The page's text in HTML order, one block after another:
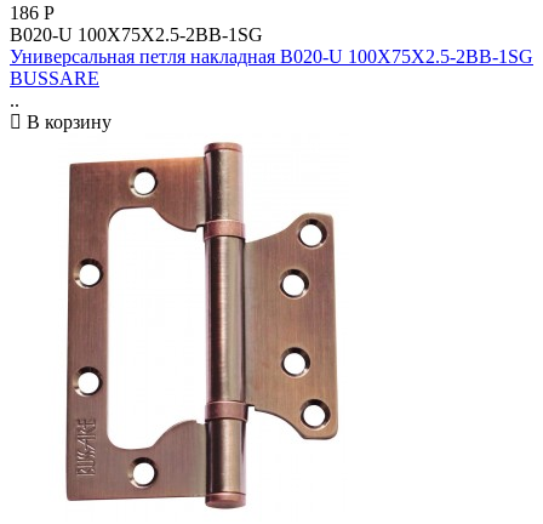
186 Р
B020-U 100X75X2.5-2BB-1SG
Универсальная петля накладная B020-U 100X75X2.5-2BB-1SG
BUSSARE
..
В корзину